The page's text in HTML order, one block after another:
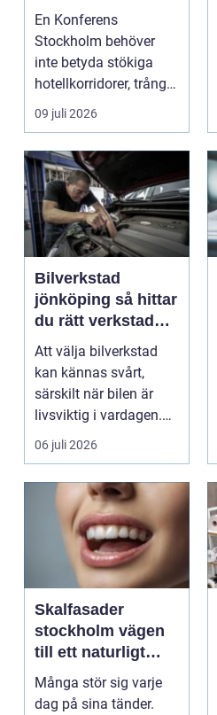
rofylld landsbygd
En Konferens
Stockholm behöver
inte betyda stökiga
hotellkorridorer, trånga
mötesrum och brus
från c...
09 juli 2026
Bilverkstad
jönköping så hittar
du rätt verkstad
för din bil
Att välja bilverkstad
kan kännas svårt,
särskilt när bilen är
livsviktig i vardagen.
För många biläg...
06 juli 2026
Skalfasader
stockholm vägen
till ett naturligt
vackert leende
Många stör sig varje
dag på sina tänder.